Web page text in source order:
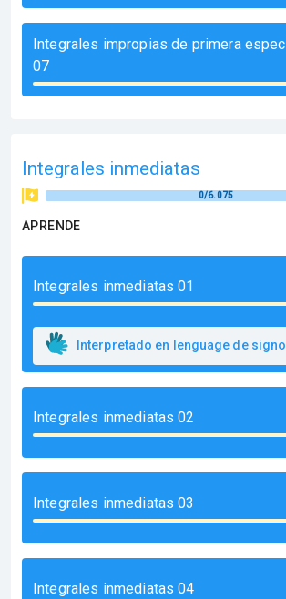
Integrales impropias de primera
07
Integrales inmediatas
0/6.075
APRENDE
Integrales inmediatas 01
Interpretado en lenguage de
Integrales inmediatas 02
Integrales inmediatas 03
Integrales inmediatas 04